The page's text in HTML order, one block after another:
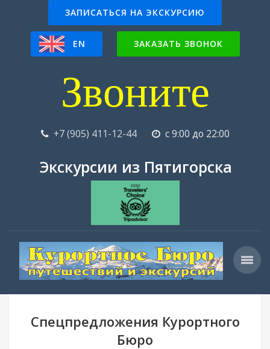
ЗАПИСАТЬСЯ НА ЭКСКУРСИЮ
EN ЗАКАЗАТЬ ЗВОНОК
Звоните
+7 (905) 411-12-44 с 9:00 до 22:00
Экскурсии из Пятигорска
Спецпредложения Курортного
Бюро